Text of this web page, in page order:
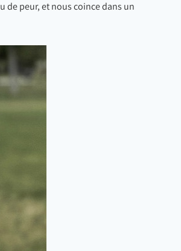
de peur, et nous coince dans un